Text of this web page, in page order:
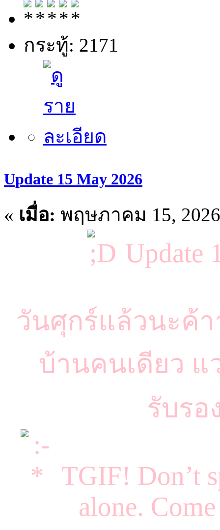
กระทู้: 2171
Update 15 May 2026
« เมื่อ: พฤษภาคม 15,
Update
วันศุกร์แล้วนะค้า
บ้านคนเดียว แ
รับร
TGIF! Don’t
alone.